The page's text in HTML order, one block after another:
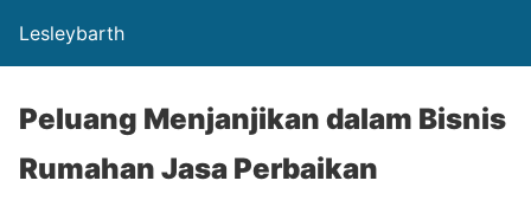
Lesleybarth
Peluang Menjanjikan dalam Bisnis
Rumahan Jasa Perbaikan